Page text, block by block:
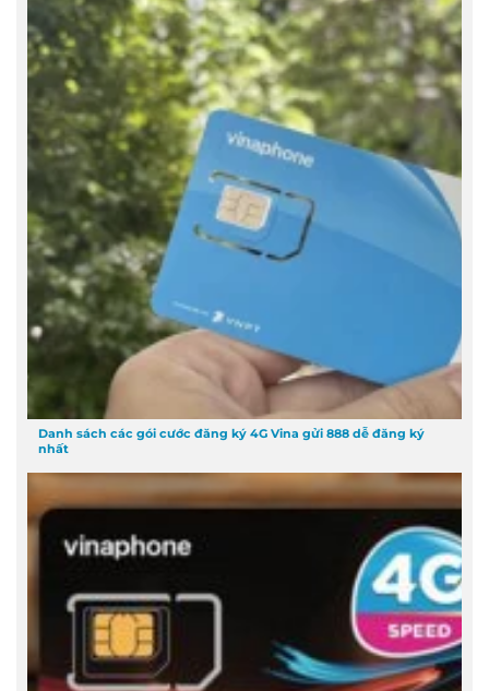
Danh sách các gói cước đăng ký 4G Vina gửi 888 dễ đăng ký
nhất